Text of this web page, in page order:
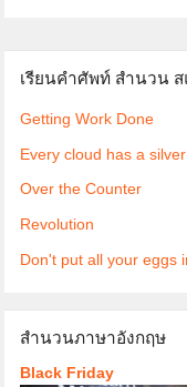
เรียนคำศัพท์ สำนวน
Getting Work Done
Every cloud has a
Over the Counter
Revolution
Don't put all your eggs
สำนวนภาษาอังกฤษ
Black Friday